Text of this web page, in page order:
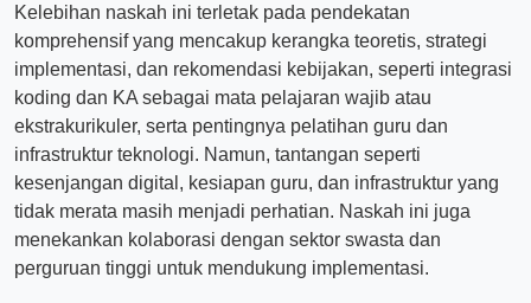
Kelebihan naskah ini terletak pada pendekatan
komprehensif yang mencakup kerangka teoretis, strategi
implementasi, dan rekomendasi kebijakan, seperti integrasi
koding dan KA sebagai mata pelajaran wajib atau
ekstrakurikuler, serta pentingnya pelatihan guru dan
infrastruktur teknologi. Namun, tantangan seperti
kesenjangan digital, kesiapan guru, dan infrastruktur yang
tidak merata masih menjadi perhatian. Naskah ini juga
menekankan kolaborasi dengan sektor swasta dan
perguruan tinggi untuk mendukung implementasi.